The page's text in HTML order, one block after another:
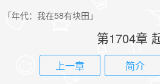
「年代：我在58有块田」
第1704章
上一章 简介